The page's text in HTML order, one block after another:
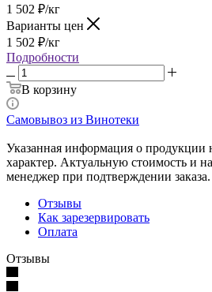
1 502 ₽/кг
Варианты цен
1 502 ₽/кг
Подробности
В корзину
Самовывоз из Винотеки
Указанная информация о продукции
характер. Актуальную стоимость и
менеджер при подтверждении заказа.
Отзывы
Как зарезервировать
Оплата
Отзывы